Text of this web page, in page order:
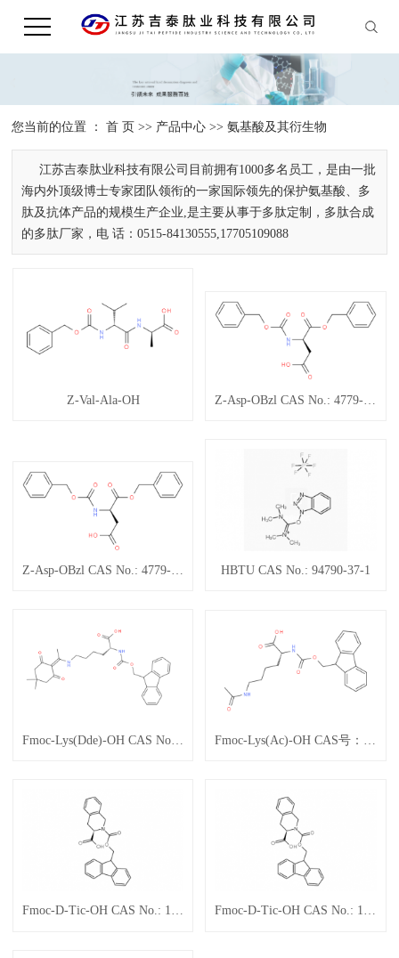
您当前的位置 ：首 页 >> 产品中心 >>氨基酸及其衍生物
江苏吉泰肽业科技有限公司目前拥有1000多名员工，是由一批
海内外顶级博士专家团队领衔的一家国际领先的保护氨基酸、多
肽及抗体产品的规模生产企业,是主要从事于多肽定制，多肽合成
的多肽厂家，电 话：0515-84130555,17705109088
Z-Val-Ala-OH
Z-Asp-OBzl CAS No.: 4779-31-1 HBTU CAS No.: 94790-37-1
Fmoc-Lys(Dde)-OH CAS No.: 150629-67-7 Fmoc-Lys(Ac)-OH CAS号： 159766-56-0
Fmoc-D-Tic-OH CAS No.: 130309-33-0 Fmoc-D-Tic-OH CAS No.: 130309-33-0